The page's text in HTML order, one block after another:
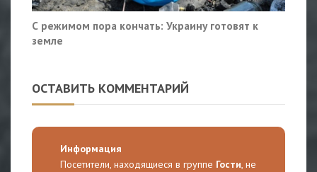
С режимом пора кончать: Украину готовят к
земле
ОСТАВИТЬ КОММЕНТАРИЙ
Информация
Посетители, находящиеся в группе Гости, не